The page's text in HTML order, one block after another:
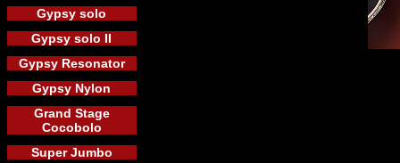
Gypsy solo
Gypsy solo II
Gypsy Resonator
Gypsy Nylon
Grand Stage
Cocobolo
Super Jumbo